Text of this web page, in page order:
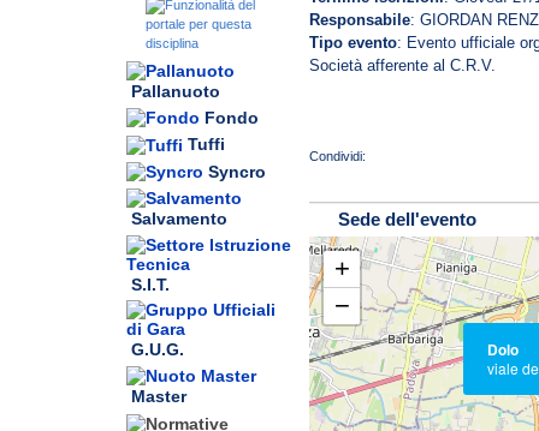
Pallanuoto
Fondo
Tuffi
Syncro
Salvamento
S.I.T.
G.U.G.
Master
Responsabile: GIORDAN
Tipo evento: Evento ufficiale
Società afferente al C.R.V.
Sede dell'evento
Dolo
viale
+
−